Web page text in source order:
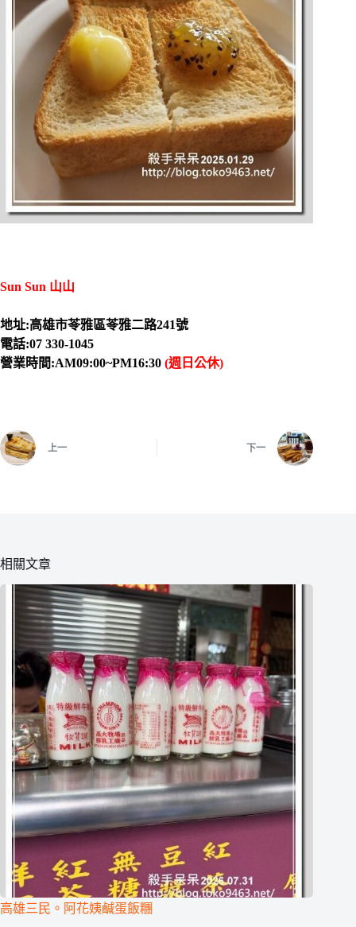
Sun Sun 山山
地址:高雄市苓雅區苓雅二路241號
電話:07 330-1045
營業時間:AM09:00~PM16:30 (週日公休)
上一 下一
相關文章
高雄三民。阿花姨鹹蛋飯糰